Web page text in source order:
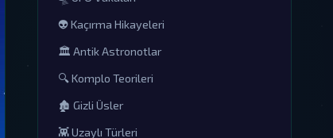
👽 Kaçırma Hikayeleri
🏛️ Antik Astronotlar
🔍 Komplo Teorileri
🏚️ Gizli Üsler
👾 Uzaylı Türleri